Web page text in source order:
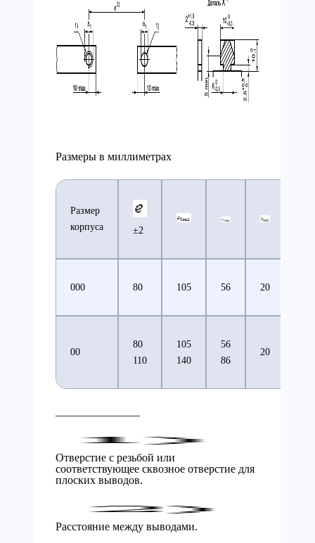
Размеры в миллиметрах
Размер
корпуса
±2
000 80 105 56 20
00
80
110
105
140
56
86
20
Отверстие с резьбой или
соответствующее сквозное отверстие для
плоских выводов.
Расстояние между выводами.